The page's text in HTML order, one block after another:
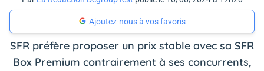
Ajoutez-nous à vos favoris
SFR préfère proposer un prix stable avec sa SFR
Box Premium contrairement à ses concurrents,